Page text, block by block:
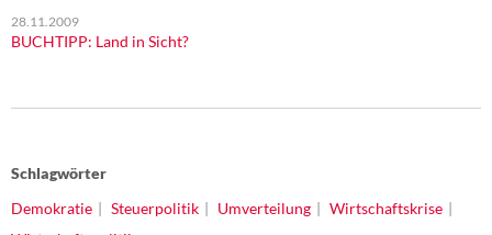
28.11.2009
BUCHTIPP: Land in Sicht?
Schlagwörter
Demokratie
Steuerpolitik Umverteilung
Wirtschaftskrise